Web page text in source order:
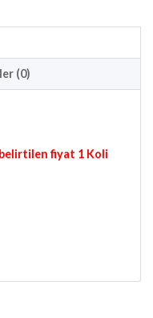
(0)
fiyat 1 Koli